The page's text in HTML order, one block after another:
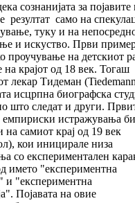
сознанијата за појавите
резултат само на
туку и на
и искуство. Први
проучување на детскиот
на крајот од 18 век. Тогаш
лекар Тидеман
исцрпна биографска
што следат и други.
емпириски истражувања
на самиот крај од 19 век
кои иницирале низа
со експериментален
името "експериментна
и "експериментна
Појавата на овие